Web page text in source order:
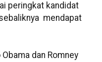
peringkat kandidat
mendapat
dan Romney